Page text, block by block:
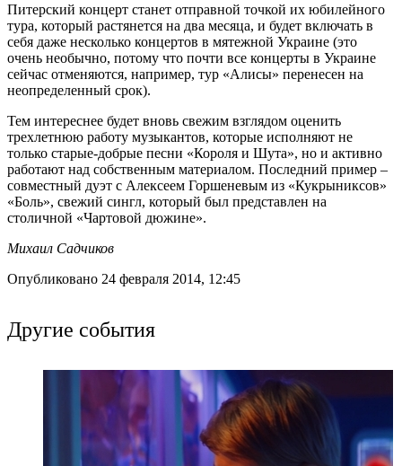
Питерский концерт станет отправной точкой их юбилейного
тура, который растянется на два месяца, и будет включать в
себя даже несколько концертов в мятежной Украине (это
очень необычно, потому что почти все концерты в Украине
сейчас отменяются, например, тур «Алисы» перенесен на
неопределенный срок).
Тем интереснее будет вновь свежим взглядом оценить
трехлетнюю работу музыкантов, которые исполняют не
только старые-добрые песни «Короля и Шута», но и активно
работают над собственным материалом. Последний пример –
совместный дуэт с Алексеем Горшеневым из «Кукрыниксов»
«Боль», свежий сингл, который был представлен на
столичной «Чартовой дюжине».
Михаил Садчиков
Опубликовано 24 февраля 2014, 12:45
Другие события